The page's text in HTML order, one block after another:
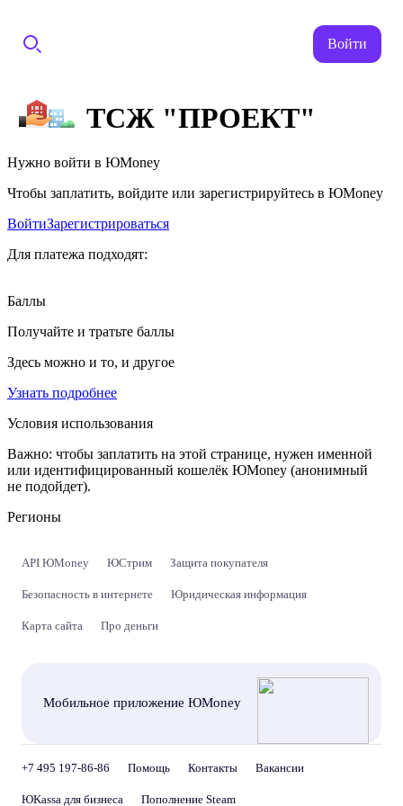
Войти
ТСЖ "ПРОЕКТ"
Нужно войти в ЮMoney
Чтобы заплатить, войдите или зарегистрируйтесь в ЮMoney
ВойтиЗарегистрироваться
Для платежа подходят:
Баллы
Получайте и тратьте баллы
Здесь можно и то, и другое
Узнать подробнее
Условия использования
Важно: чтобы заплатить на этой странице, нужен именной
или идентифицированный кошелёк ЮMoney (анонимный
не подойдет).
Регионы
API ЮMoney ЮСтрим Защита покупателя
Безопасность в интернете Юридическая информация
Карта сайта Про деньги
Мобильное приложение ЮMoney
+7 495 197-86-86 Помощь Контакты Вакансии
ЮKassa для бизнеса Пополнение Steam